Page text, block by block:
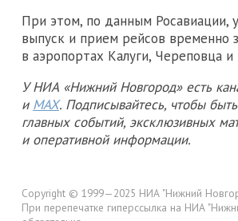
При этом, по данным Росавиации,
выпуск и прием рейсов временно
в аэропортах Калуги, Череповца и
У НИА «Нижний Новгород» есть
и MAX. Подписывайтесь, чтобы
главных событий, эксклюзивных
и оперативной информации.
Copyright © 1999—2025 НИА "Нижний
При перепечатке гиперссылка на НИА